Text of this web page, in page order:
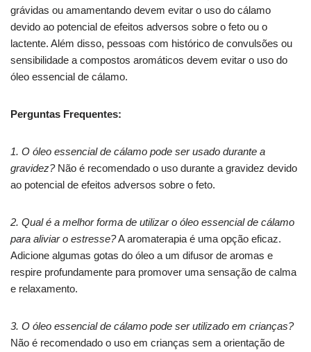
grávidas ou amamentando devem evitar o uso do cálamo
devido ao potencial de efeitos adversos sobre o feto ou o
lactente. Além disso, pessoas com histórico de convulsões ou
sensibilidade a compostos aromáticos devem evitar o uso do
óleo essencial de cálamo.
Perguntas Frequentes:
1. O óleo essencial de cálamo pode ser usado durante a
gravidez?Não é recomendado o uso durante a gravidez devido
ao potencial de efeitos adversos sobre o feto.
2. Qual é a melhor forma de utilizar o óleo essencial de cálamo
para aliviar o estresse?A aromaterapia é uma opção eficaz.
Adicione algumas gotas do óleo a um difusor de aromas e
respire profundamente para promover uma sensação de calma
e relaxamento.
3. O óleo essencial de cálamo pode ser utilizado em crianças?
Não é recomendado o uso em crianças sem a orientação de